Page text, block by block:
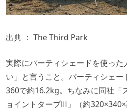
出典 ： The Third Park
実際にパーティシェードを使っ
い」と言うこと。パーティシェー
360で約16.2kg。ちなみに同社「
ョイントタープⅢ」（約